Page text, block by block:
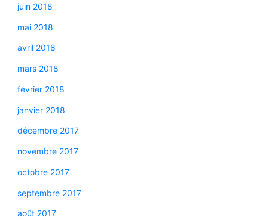
juin 2018
mai 2018
avril 2018
mars 2018
février 2018
janvier 2018
décembre 2017
novembre 2017
octobre 2017
septembre 2017
août 2017